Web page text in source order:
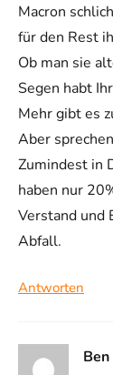
Macron
für den Rest
Ob man sie
Segen habt
Mehr gibt es
Aber
Zumindest in
haben nur
Verstand und
Abfall.
Antworten
Ben